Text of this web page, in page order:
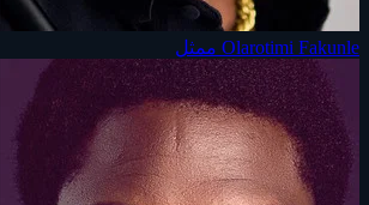
Olarotimi Fakunle ممثل